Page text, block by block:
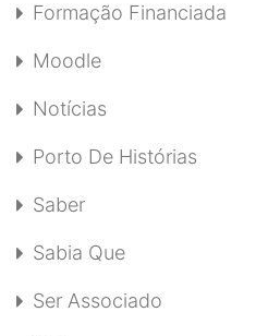
Formação Financiada
Moodle
Notícias
Porto De Histórias
Saber
Sabia Que
Ser Associado